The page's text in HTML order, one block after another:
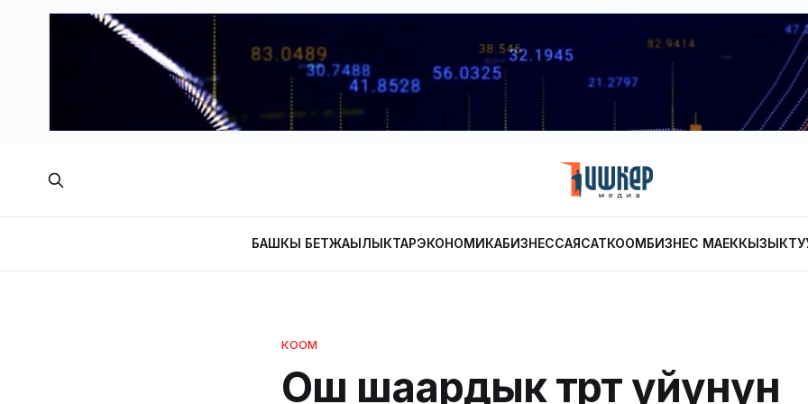
БАШКЫ БЕТЖАҢЫЛЫКТАРЭКОНОМИКАБИЗНЕССАЯСАТКООМБИЗНЕС МАЕК
КООМ
Ош шаардык төрөт үйүнүн